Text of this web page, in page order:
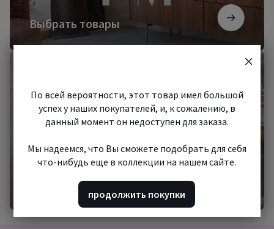
Выбрать товары
Начать шопинг
Начать
По всей вероятности, этот товар имел большой
успех у наших покупателей, и, к сожалению, в
данный момент он недоступен для заказа.
Мы надеемся, что Вы сможете подобрать для себя
что-нибудь еще в коллекции на нашем сайте.
продолжить покупки